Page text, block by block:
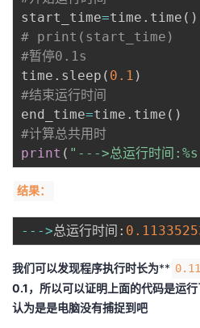
start_time=time . time ( )
# print(start_time)
#暂停0.1s
time . sleep ( 0.1 )
#结束运行时间
end_time=time . time ( )
#计算总共用时
print ( "--->总运行时间
结果：
- - ->总运行时间 :
我们可以发现程序执行时长为**
0.1，所以可以证明上面的代码是运
认为是是电脑没有捕捉到吧